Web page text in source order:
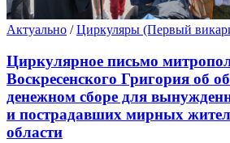
Актуально /Циркуляры (Первый
Циркулярное письмо
Воскресенского Григория об
денежном сборе для
и пострадавших мирных
области